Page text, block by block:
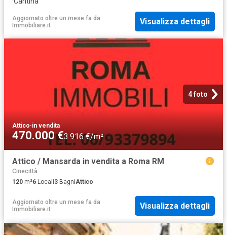
Aggiornato oltre un mese fa da
Immobiliare.it
Visualizza dettagli
4 foto
Attico·in vendita
470.000 €3.916 €/m²
Attico / Mansarda in vendita a Roma RM
Cinecittà
120 m²6 Locali3 BagniAttico
Aggiornato oltre un mese fa da
Immobiliare.it
Visualizza dettagli